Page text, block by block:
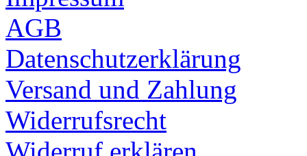
AGB
Datenschutzerklärung
Versand und Zahlung
Widerrufsrecht